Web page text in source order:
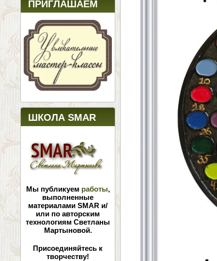
ПРИГЛАШАЕМ
ШКОЛА SMAR
Мы публикуем работы,
выполненные
материалами SMAR и/
или по авторским
технологиям Светланы
Мартыновой.
Присоединяйтесь к
творчеству!